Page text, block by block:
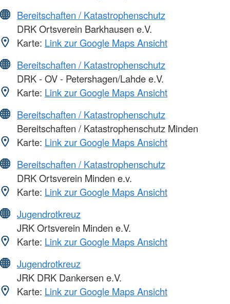
Bereitschaften / Katastrophenschutz
DRK Ortsverein Barkhausen e.V.
Karte: Link zur Google Maps Ansicht
Bereitschaften / Katastrophenschutz
DRK - OV - Petershagen/Lahde e.V.
Karte: Link zur Google Maps Ansicht
Bereitschaften / Katastrophenschutz
Bereitschaften / Katastrophenschutz Minden
Karte: Link zur Google Maps Ansicht
Bereitschaften / Katastrophenschutz
DRK Ortsverein Minden e.v.
Karte: Link zur Google Maps Ansicht
Jugendrotkreuz
JRK Ortsverein Minden e.V.
Karte: Link zur Google Maps Ansicht
Jugendrotkreuz
JRK DRK Dankersen e.V.
Karte: Link zur Google Maps Ansicht